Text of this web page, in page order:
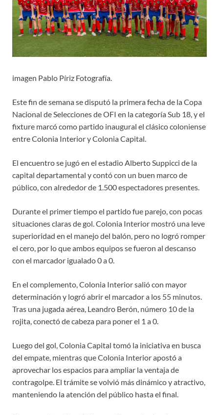
imagen Pablo Píriz Fotografía.
Este fin de semana se disputó la primera fecha de la Copa
Nacional de Selecciones de OFI en la categoría Sub 18, y el
fixture marcó como partido inaugural el clásico coloniense
entre Colonia Interior y Colonia Capital.
El encuentro se jugó en el estadio Alberto Suppicci de la
capital departamental y contó con un buen marco de
público, con alrededor de 1.500 espectadores presentes.
Durante el primer tiempo el partido fue parejo, con pocas
situaciones claras de gol. Colonia Interior mostró una leve
superioridad en el manejo del balón, pero no logró romper
el cero, por lo que ambos equipos se fueron al descanso
con el marcador igualado 0 a 0.
En el complemento, Colonia Interior salió con mayor
determinación y logró abrir el marcador a los 55 minutos.
Tras una jugada aérea, Leandro Berón, número 10 de la
rojita, conectó de cabeza para poner el 1 a 0.
Luego del gol, Colonia Capital tomó la iniciativa en busca
del empate, mientras que Colonia Interior apostó a
aprovechar los espacios para ampliar la ventaja de
contragolpe. El trámite se volvió más dinámico y atractivo,
manteniendo la atención del público hasta el final.